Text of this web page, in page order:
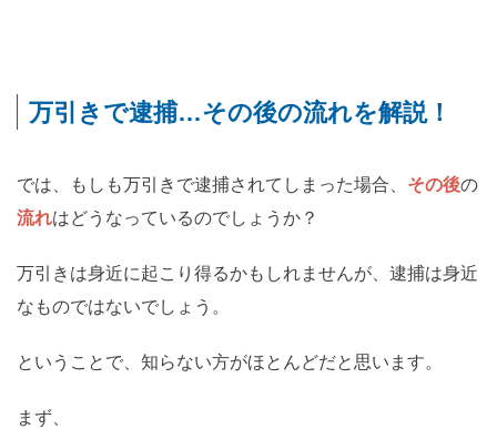
万引きで逮捕…その後の流れを解説！
では、もしも万引きで逮捕されてしまった場合、 その後の
流れはどうなっているのでしょうか？
万引きは身近に起こり得るかもしれませんが、逮捕は身近
なものではないでしょう。
ということで、知らない方がほとんどだと思います。
まず、